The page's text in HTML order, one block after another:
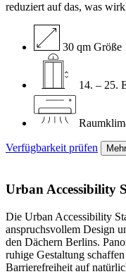
reduziert auf das, was
30 qm Größe
14. – 25.
Verfügbarkeit prüfen
Urban Accessibility
Die Urban Accessibility
anspruchsvollem Design
den Dächern Berlins.
ruhige Gestaltung
Barrierefreiheit auf